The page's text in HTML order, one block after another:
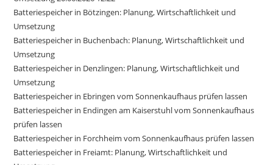
Batteriespeicher in Bötzingen: Planung, Wirtschaftlichkeit und
Umsetzung
Batteriespeicher in Buchenbach: Planung, Wirtschaftlichkeit und
Umsetzung
Batteriespeicher in Denzlingen: Planung, Wirtschaftlichkeit und
Umsetzung
Batteriespeicher in Ebringen vom Sonnenkaufhaus prüfen lassen
Batteriespeicher in Endingen am Kaiserstuhl vom Sonnenkaufhaus
prüfen lassen
Batteriespeicher in Forchheim vom Sonnenkaufhaus prüfen lassen
Batteriespeicher in Freiamt: Planung, Wirtschaftlichkeit und